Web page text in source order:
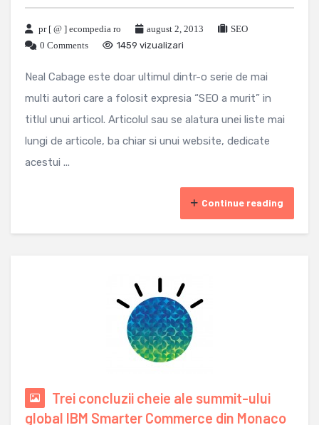
pr [ @ ] ecompedia ro august 2, 2013
SEO
0 Comments
1459 vizualizari
Neal Cabage este doar ultimul dintr-o serie de mai
multi autori care a folosit expresia “SEO a murit” in
titlul unui articol. Articolul sau se alatura unei liste mai
lungi de articole, ba chiar si unui website, dedicate
acestui ...
Continue reading
Trei concluzii cheie ale summit-ului
global IBM Smarter Commerce din Monaco